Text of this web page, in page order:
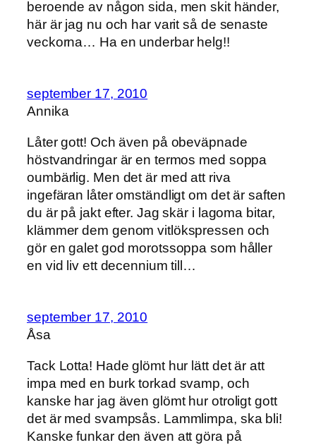
beroende av någon sida, men skit händer,
här är jag nu och har varit så de senaste
veckorna… Ha en underbar helg!!
september 17, 2010
Annika
Låter gott! Och även på obeväpnade
höstvandringar är en termos med soppa
oumbärlig. Men det är med att riva
ingefäran låter omständligt om det är saften
du är på jakt efter. Jag skär i lagoma bitar,
klämmer dem genom vitlökspressen och
gör en galet god morotssoppa som håller
en vid liv ett decennium till…
september 17, 2010
Åsa
Tack Lotta! Hade glömt hur lätt det är att
impa med en burk torkad svamp, och
kanske har jag även glömt hur otroligt gott
det är med svampsås. Lammlimpa, ska bli!
Kanske funkar den även att göra på